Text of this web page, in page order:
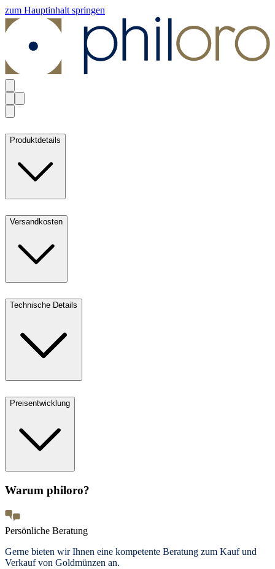
zum Hauptinhalt springen
Produktdetails
Versandkosten
Technische Details
Preisentwicklung
Warum philoro?
Persönliche Beratung
Gerne bieten wir Ihnen eine kompetente Beratung zum Kauf und
Verkauf von Goldmünzen an.